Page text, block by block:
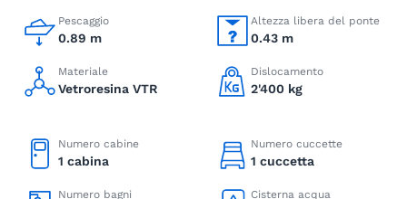
Pescaggio
0.89 m
Altezza libera del ponte
0.43 m
Materiale
Vetroresina VTR
Dislocamento
2'400 kg
Numero cabine
1 cabina
Numero cuccette
1 cuccetta
Numero bagni Cisterna acqua